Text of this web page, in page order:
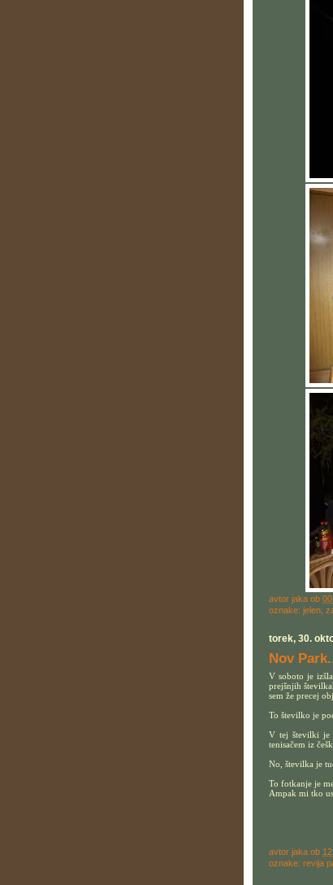
avtor jaka ob
oznake: jelen
torek, 30.
Nov
V soboto je
prejšnjih
sem že precej
To številko je
V tej številki je
tenisačem iz
No, številka je
To fotkanje je
Ampak mi tko
avtor jaka ob
oznake: revija